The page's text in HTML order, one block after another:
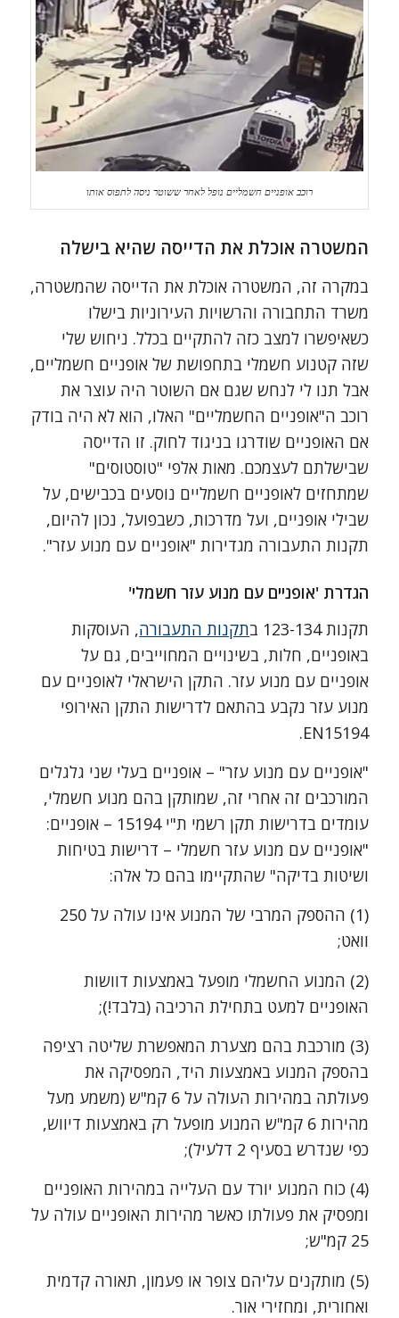
רוכב אופניים חשמליים נופל לאחר ששוטר ניסה לתפוס אותו
המשטרה אוכלת את הדייסה שהיא בישלה
במקרה זה, המשטרה אוכלת את הדייסה שהמשטרה,
משרד התחבורה והרשויות העירוניות בישלו
כשאיפשרו למצב כזה להתקיים בכלל. ניחוש שלי
שזה קטנוע חשמלי בתחפושת של אופניים חשמליים,
אבל תנו לי לנחש שגם אם השוטר היה עוצר את
רוכב ה"אופניים החשמליים" האלו, הוא לא היה בודק
אם האופניים שודרגו בניגוד לחוק. זו הדייסה
שבישלתם לעצמכם. מאות אלפי "טוסטוסים"
שמתחזים לאופניים חשמליים נוסעים בכבישים, על
שבילי אופניים, ועל מדרכות, כשבפועל, נכון להיום,
תקנות התעבורה מגדירות "אופניים עם מנוע עזר".
הגדרת 'אופניים עם מנוע עזר חשמלי'
תקנות 123-134 ב
תקנות התעבורה, העוסקות
באופניים, חלות, בשינויים המחוייבים, גם על
אופניים עם מנוע עזר. התקן הישראלי לאופניים עם
מנוע עזר נקבע בהתאם לדרישות התקן האירופי
EN15194.
"אופניים עם מנוע עזר" – אופניים בעלי שני גלגלים
המורכבים זה אחרי זה, שמותקן בהם מנוע חשמלי,
עומדים בדרישות תקן רשמי ת"י 15194 – אופניים:
"אופניים עם מנוע עזר חשמלי – דרישות בטיחות
ושיטות בדיקה" שהתקיימו בהם כל אלה:
(1) ההספק המרבי של המנוע אינו עולה על 250
וואט;
(2) המנוע החשמלי מופעל באמצעות דוושות
האופניים למעט בתחילת הרכיבה (בלבד!);
(3) מורכבת בהם מצערת המאפשרת שליטה רציפה
בהספק המנוע באמצעות היד, המפסיקה את
פעולתה במהירות העולה על 6 קמ"ש (משמע מעל
מהירות 6 קמ"ש המנוע מופעל רק באמצעות דיווש,
כפי שנדרש בסעיף 2 דלעיל);
(4) כוח המנוע יורד עם העלייה במהירות האופניים
ומפסיק את פעולתו כאשר מהירות האופניים עולה על
25 קמ"ש;
(5) מותקנים עליהם צופר או פעמון, תאורה קדמית
ואחורית, ומחזירי אור.